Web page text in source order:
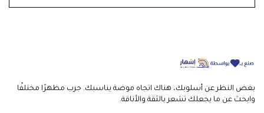
بغض النظر عن أسلوبك، هناك اتجاه موضة يناسبك. جرب مظهرًا مختلفًا
وابحث عن ما يجعلك تشعر بالثقة والأناقة.